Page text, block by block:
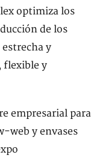
optimiza los
de los
y
flexible y